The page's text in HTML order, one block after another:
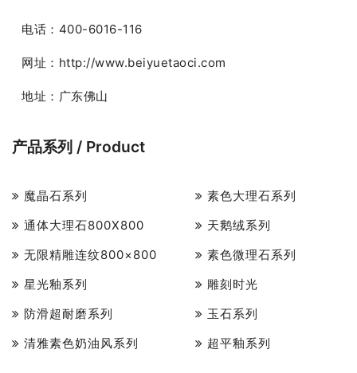
电话：400-6016-116
网址：http://www.beiyuetaoci.com
地址：广东佛山
产品系列 / Product
魔晶石系列
通体大理石800X800
无限精雕连纹800×800
星光釉系列
防滑超耐磨系列
清雅素色奶油风系列
素色大理石系列
天鹅绒系列
素色微理石系列
雕刻时光
玉石系列
超平釉系列